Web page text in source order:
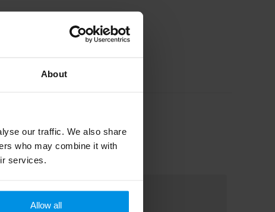
About
our traffic. We also share
who may combine it with
services.
Allow all